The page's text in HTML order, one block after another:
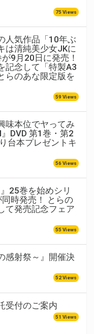
75 Views
人気作品「10年ぶ
は清純美少女JKに
9月20日に発売！
記念して「特製A3
らのあな限定版を
59 Views
味本位でヤってみ
DVD 第1巻・第2
台本プレゼントキ
56 Views
25巻を始めシリ
時発売！ とらの
て発売記念フェア
55 Views
感射祭～』開催決
52 Views
受付のご案内
51 Views